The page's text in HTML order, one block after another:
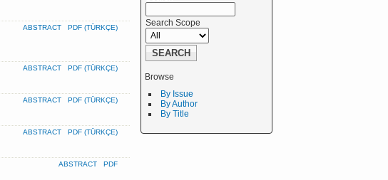
Search Scope
Browse
By Issue
By Author
By Title
ABSTRACT PDF (TÜRKÇE)
ABSTRACT PDF (TÜRKÇE)
ABSTRACT PDF (TÜRKÇE)
ABSTRACT PDF (TÜRKÇE)
ABSTRACT PDF